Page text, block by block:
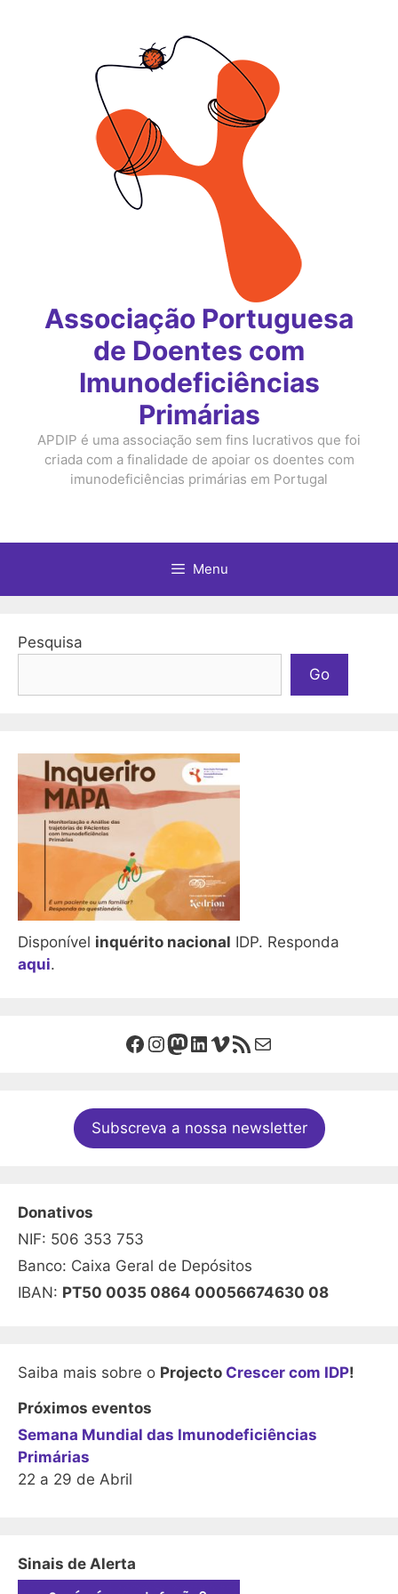
Associação Portuguesa
de Doentes com
Imunodeficiências
Primárias
APDIP é uma associação sem fins lucrativos que foi
criada com a finalidade de apoiar os doentes com
imunodeficiências primárias em Portugal
Menu
Pesquisa
Go
Disponível inquérito nacional IDP. Responda
aqui.
Facebook
Instagram
Mastodon
LinkedIn
Vimeo
Feed RSS
Mail
Subscreva a nossa newsletter
Donativos
NIF: 506 353 753
Banco: Caixa Geral de Depósitos
IBAN: PT50 0035 0864 00056674630 08
Saiba mais sobre o Projecto Crescer com IDP!
Próximos eventos
Semana Mundial das Imunodeficiências
Primárias
22 a 29 de Abril
Sinais de Alerta